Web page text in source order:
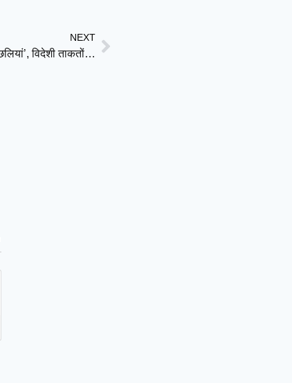
NEXT
चीन का नया दावा: समुद्र में घूम रहे हैं ‘जासूस कछुए’ और ‘जासूस मछलियां’, विदेशी ताकतों पर गंभीर आरोप